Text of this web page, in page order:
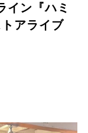
イン『ハミ
アライブ